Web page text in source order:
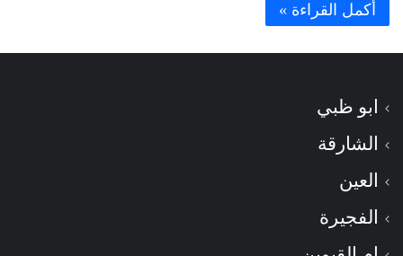
أكمل القراءة »
ابو ظبي
الشارقة
العين
الفجيرة